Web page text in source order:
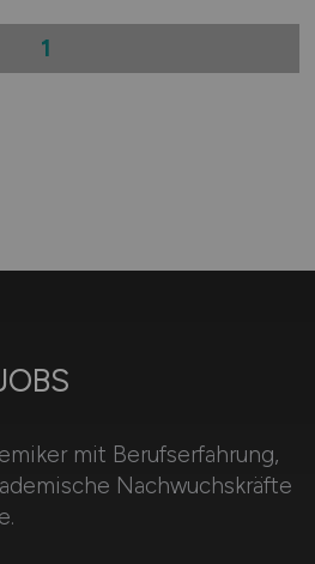
1
mit Berufserfahrung,
Nachwuchskräfte